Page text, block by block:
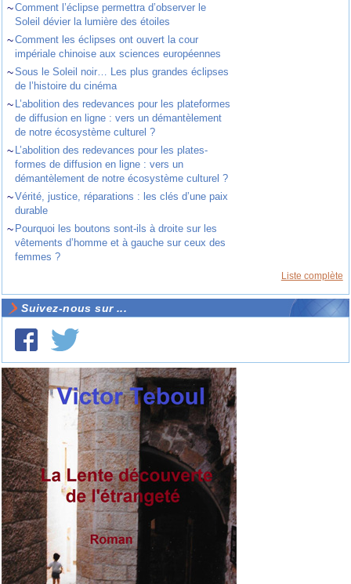
~Comment l’éclipse permettra d’observer le
Soleil dévier la lumière des étoiles
~Comment les éclipses ont ouvert la cour
impériale chinoise aux sciences européennes
~Sous le Soleil noir… Les plus grandes éclipses
de l’histoire du cinéma
~ L’abolition des redevances pour les plateformes
de diffusion en ligne : vers un démantèlement
de notre écosystème culturel ?
~ L’abolition des redevances pour les plates-
formes de diffusion en ligne : vers un
démantèlement de notre écosystème culturel ?
~Vérité, justice, réparations : les clés d’une paix
durable
~ Pourquoi les boutons sont-ils à droite sur les
vêtements d’homme et à gauche sur ceux des
femmes ?
Liste complète
Suivez-nous sur ...